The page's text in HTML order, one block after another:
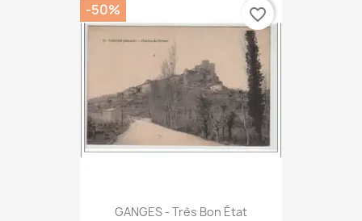
GANGES - Très Bon État
-50% favorite_border